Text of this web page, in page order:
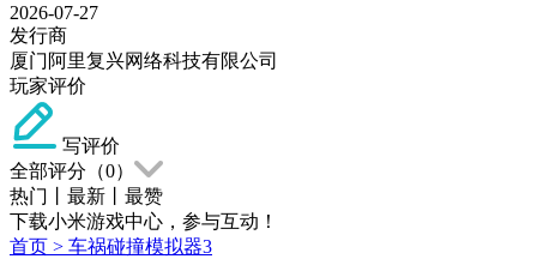
2026-07-27
发行商
厦门阿里复兴网络科技有限公司
玩家评价
写评价
全部评分（0）
热门
最新
最赞
下载小米游戏中心，参与互动！
首页 > 车祸碰撞模拟器3